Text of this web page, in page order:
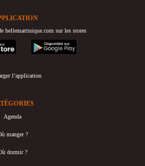
bellemartinique.com sur les stores
googleplay
l’application
Agenda
manger ?
dormir ?